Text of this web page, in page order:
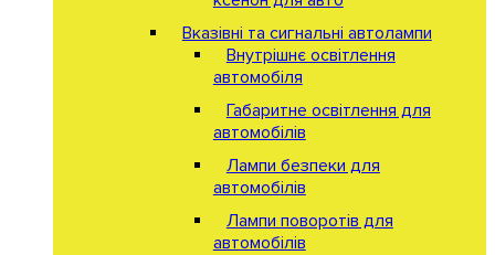
Вказівні та сигнальні автолампи
Внутрішнє освітлення
автомобіля
Габаритне освітлення для
автомобілів
Лампи безпеки для
автомобілів
Лампи поворотів для
автомобілів